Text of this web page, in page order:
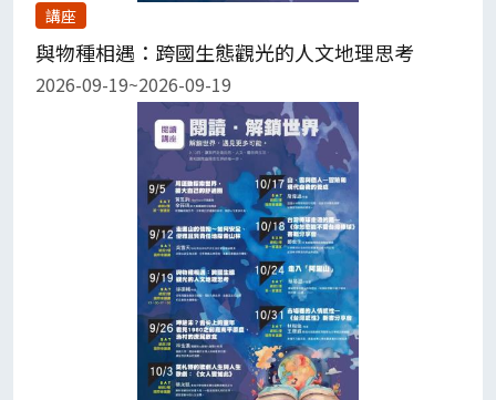
講座
與物種相遇：跨國生態觀光的人文地理思考
2026-09-19~2026-09-19